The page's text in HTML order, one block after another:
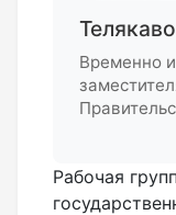
Временно
Рабочая